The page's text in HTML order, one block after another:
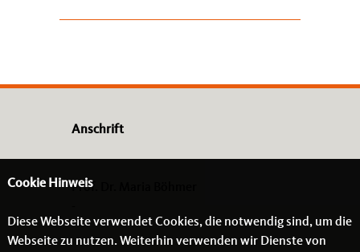
Anschrift
Prof. Dr. Maria Böhmer
- -
Cookie Hinweis
Diese Webseite verwendet Cookies, die notwendig sind, um die
Webseite zu nutzen. Weiterhin verwenden wir Dienste von